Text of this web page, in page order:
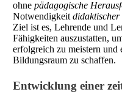
ohne pädagogische
Notwendigkeit
Ziel ist es, Lehrende und
Fähigkeiten auszustatten,
erfolgreich zu meistern und
Bildungsraum zu schaffen.
Entwicklung einer